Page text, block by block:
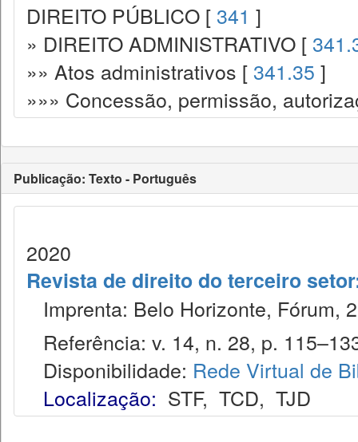
DIREITO PÚBLICO [ 341 ]
» DIREITO ADMINISTRATIVO [
»» Atos administrativos [ 341.35 ]
»»» Concessão, permissão,
Publicação: Texto - Português
2020
Revista de direito do terceiro
Imprenta: Belo Horizonte, Fórum,
Referência: v. 14, n. 28, p.
Disponibilidade: Rede Virtual de
Localização: STF, TCD, TJD